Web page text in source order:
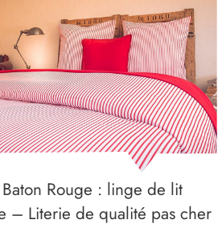
Rouge : linge de lit
– Literie de qualité pas cher